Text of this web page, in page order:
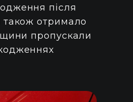
після
також отримало
пропускали